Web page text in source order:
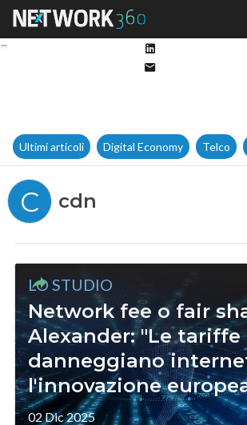
Ultimi articoli Digital Economy Telco
C cdn
LO STUDIO
Network fee o fair
Alexander: "Le
danneggiano
l'innovazione
02 Dic 2025